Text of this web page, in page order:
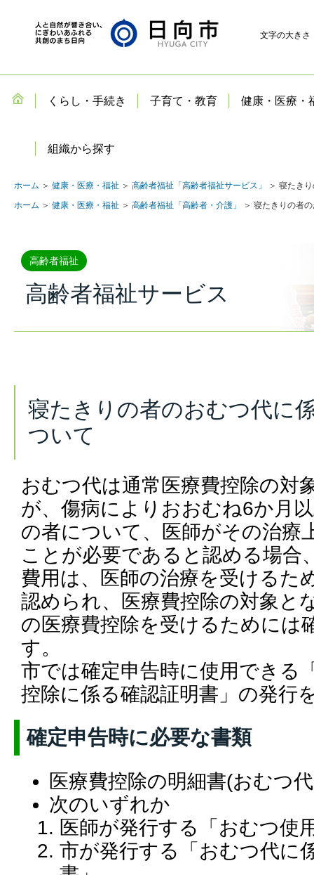
文字の大きさ
くらし・手続き 子育て・教育 健康・医療・
組織から探す
ホーム ＞ 健康・医療・福祉 ＞ 高齢者福祉「高齢者福祉サービス」
＞ 寝たき
ホーム ＞ 健康・医療・福祉 ＞ 高齢者福祉「高齢者・介護」 ＞ 寝たきりの者
高齢者福祉
高齢者福祉サービス
寝たきりの者のおむつ代に
ついて
おむつ代は通常医療費控除の対
が、傷病によりおおむね6か月
の者について、医師がその治療
ことが必要であると認める場合
費用は、医師の治療を受けるた
認められ、医療費控除の対象と
の医療費控除を受けるためには
す。
市では確定申告時に使用できる
控除に係る確認証明書」の発行
確定申告時に必要な書類
医療費控除の明細書(おむつ
次のいずれか
医師が発行する「おむつ使
市が発行する「おむつ代に